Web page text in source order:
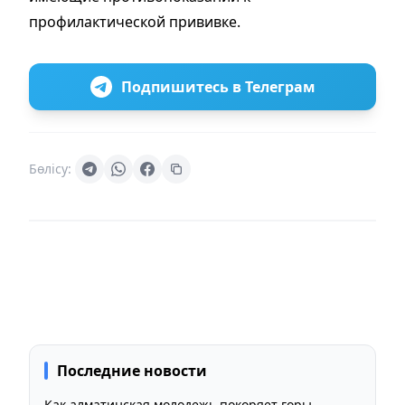
профилактической прививке.
Подпишитесь в Телеграм
Бөлісу:
Последние новости